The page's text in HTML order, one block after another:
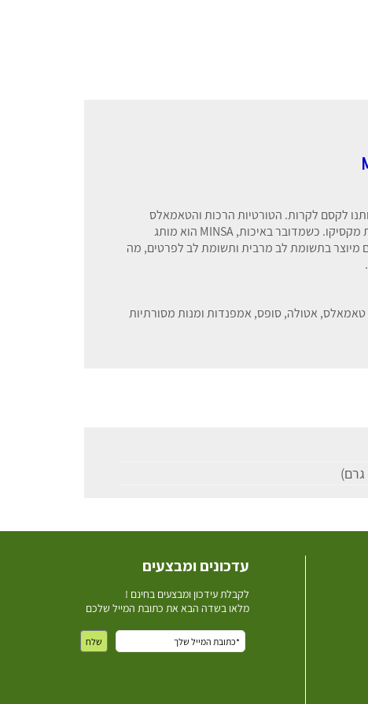
לקסם לקרות. הטורטיות הרכות והטאמאלס
המלוחים שתכינו יובילו אתכם היישר לרחובות מקסיקו. כשמדובר באיכות, MINSA הוא מותג
מיוצר בתשומת לב מרבית ותשומת לב לפרטים, מה
טאמאלס, אטולה, סופס, אמפנדות ומנות מסורתיות
עדכונים ומבצעים
לקבלת עידכון ומבצעים בחינם !
מלאו בשדה הבא את כתובת המייל שלכם